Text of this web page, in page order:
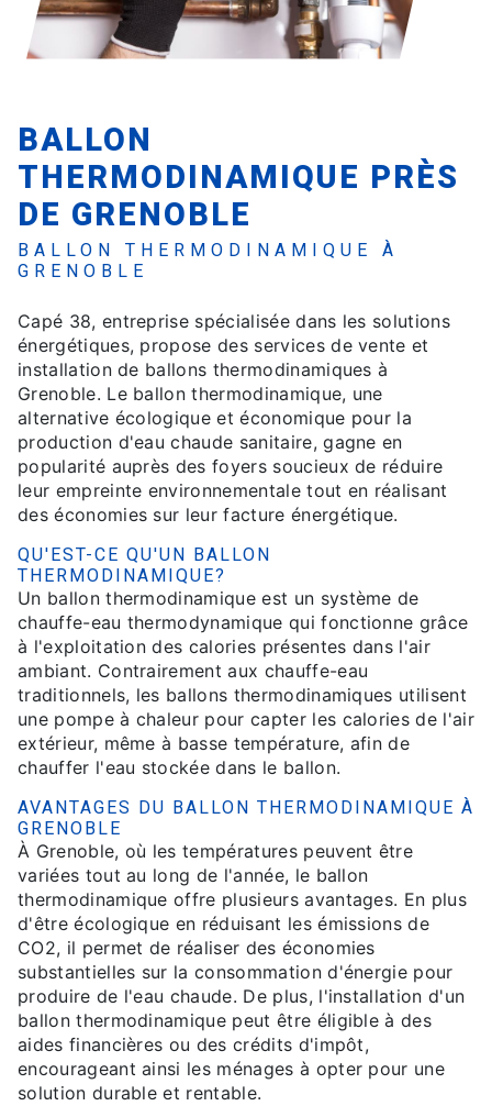
BALLON
THERMODINAMIQUE PRÈS
DE GRENOBLE
BALLON THERMODINAMIQUE À
GRENOBLE
Capé 38, entreprise spécialisée dans les solutions
énergétiques, propose des services de vente et
installation de ballons thermodinamiques à
Grenoble. Le ballon thermodinamique, une
alternative écologique et économique pour la
production d'eau chaude sanitaire, gagne en
popularité auprès des foyers soucieux de réduire
leur empreinte environnementale tout en réalisant
des économies sur leur facture énergétique.
QU'EST-CE QU'UN BALLON
THERMODINAMIQUE?
Un ballon thermodinamique est un système de
chauffe-eau thermodynamique qui fonctionne grâce
à l'exploitation des calories présentes dans l'air
ambiant. Contrairement aux chauffe-eau
traditionnels, les ballons thermodinamiques utilisent
une pompe à chaleur pour capter les calories de l'air
extérieur, même à basse température, afin de
chauffer l'eau stockée dans le ballon.
AVANTAGES DU BALLON THERMODINAMIQUE À
GRENOBLE
À Grenoble, où les températures peuvent être
variées tout au long de l'année, le ballon
thermodinamique offre plusieurs avantages. En plus
d'être écologique en réduisant les émissions de
CO2, il permet de réaliser des économies
substantielles sur la consommation d'énergie pour
produire de l'eau chaude. De plus, l'installation d'un
ballon thermodinamique peut être éligible à des
aides financières ou des crédits d'impôt,
encourageant ainsi les ménages à opter pour une
solution durable et rentable.